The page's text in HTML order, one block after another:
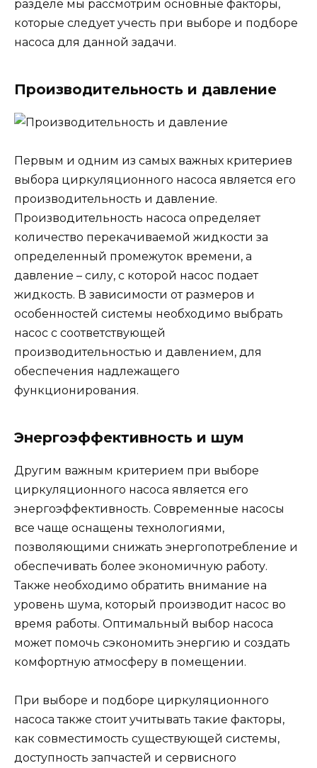
разделе мы рассмотрим основные факторы,
которые следует учесть при выборе и подборе
насоса для данной задачи.
Производительность и давление
Первым и одним из самых важных критериев
выбора циркуляционного насоса является его
производительность и давление.
Производительность насоса определяет
количество перекачиваемой жидкости за
определенный промежуток времени, а
давление – силу, с которой насос подает
жидкость. В зависимости от размеров и
особенностей системы необходимо выбрать
насос с соответствующей
производительностью и давлением, для
обеспечения надлежащего
функционирования.
Энергоэффективность и шум
Другим важным критерием при выборе
циркуляционного насоса является его
энергоэффективность. Современные насосы
все чаще оснащены технологиями,
позволяющими снижать энергопотребление и
обеспечивать более экономичную работу.
Также необходимо обратить внимание на
уровень шума, который производит насос во
время работы. Оптимальный выбор насоса
может помочь сэкономить энергию и создать
комфортную атмосферу в помещении.
При выборе и подборе циркуляционного
насоса также стоит учитывать такие факторы,
как совместимость существующей системы,
доступность запчастей и сервисного